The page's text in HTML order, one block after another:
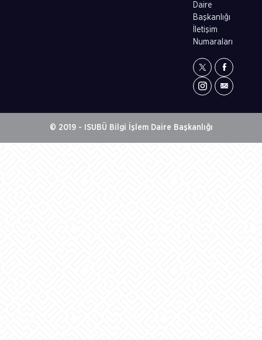
Daire
Başkanlığı
İletişim
Numaraları
© 2019 - ISUBÜ Bilgi İşlem Daire Başkanlığı